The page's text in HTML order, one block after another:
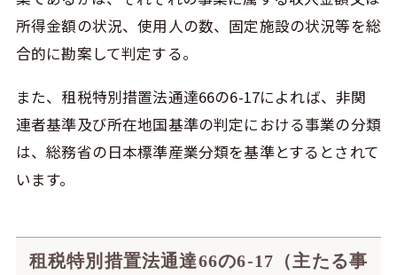
所得金額の状況、使用人の数、固定施設の状況等を総
合的に勘案して判定する。
また、租税特別措置法通達66の6-17によれば、非関
連者基準及び所在地国基準の判定における事業の分類
は、総務省の日本標準産業分類を基準とするとされて
います。
租税特別措置法通達66の6-17（主たる事